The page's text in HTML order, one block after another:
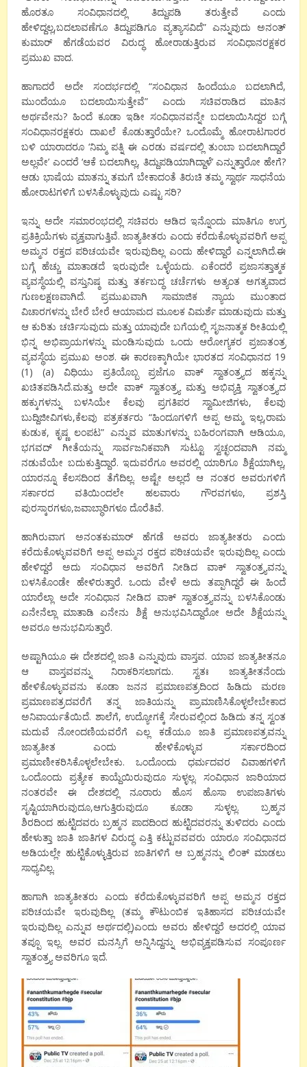
ಹೊರತೂ ಸಂವಿಧಾನದಲ್ಲಿ ತಿದ್ದುಪಡಿ ತರುತ್ತೇವೆ ಎಂದು
ಹೇಳಿದ್ದಲ್ಲ,ಬದಲಾವಣೆಗೂ ತಿದ್ದುಪಡಿಗೂ ವ್ಯತ್ಯಾಸವಿದೆ” ಎನ್ನುವುದು ಅನಂತ್
ಕುಮಾರ್ ಹೆಗಡೆಯವರ ವಿರುದ್ಧ ಹೋರಾಡುತ್ತಿರುವ ಸಂವಿಧಾನರಕ್ಷಕರ
ಪ್ರಮುಖ ವಾದ.
ಹಾಗಾದರೆ ಅದೇ ಸಂದರ್ಭದಲ್ಲಿ “ಸಂವಿಧಾನ ಹಿಂದೆಯೂ ಬದಲಾಗಿದೆ,
ಮುಂದೆಯೂ ಬದಲಾಯಿಸುತ್ತೇವೆ” ಎಂದು ಸಚಿವರಾಡಿದ ಮಾತಿನ
ಅರ್ಥವೇನು? ಹಿಂದೆ ಕೂಡಾ ಇಡೀ ಸಂವಿಧಾನವನ್ನೇ ಬದಲಾಯಿಸಿದ್ದರ ಬಗ್ಗೆ
ಸಂವಿಧಾನರಕ್ಷಕರು ದಾಖಲೆ ಕೊಡುತ್ತಾರೆಯೇ? ಒಂದೊಮ್ಮೆ ಹೋರಾಟಗಾರರ
ಬಳಿ ಯಾರಾದರೂ ‘ನಿಮ್ಮ ಪತ್ನಿ ಈ ಎರಡು ವರ್ಷದಲ್ಲಿ ತುಂಬಾ ಬದಲಾಗಿದ್ದಾರೆ
ಅಲ್ಲವೇ’ ಎಂದರೆ ‘ಆಕೆ ಬದಲಾಗಿಲ್ಲ, ತಿದ್ದುಪಡಿಯಾಗಿದ್ದಾಳೆ’ ಎನ್ನುತ್ತಾರೋ ಹೇಗೆ?
ಆಡು ಭಾಷೆಯ ಮಾತನ್ನು ತಮಗೆ ಬೇಕಾದಂತೆ ತಿರುಚಿ ತಮ್ಮ ಸ್ವಾರ್ಥ ಸಾಧನೆಯ
ಹೋರಾಟಗಳಿಗೆ ಬಳಸಿಕೊಳ್ಳುವುದು ಎಷ್ಟು ಸರಿ?
ಇನ್ನು ಅದೇ ಸಮಾರಂಭದಲ್ಲಿ ಸಚಿವರು ಆಡಿದ ಇನ್ನೊಂದು ಮಾತಿಗೂ ಉಗ್ರ
ಪ್ರತಿಕ್ರಿಯೆಗಳು ವ್ಯಕ್ತವಾಗುತ್ತಿವೆ. ಜಾತ್ಯತೀತರು ಎಂದು ಕರೆದುಕೊಳ್ಳುವವರಿಗೆ ಅಪ್ಪ
ಅಮ್ಮನ ರಕ್ತದ ಪರಿಚಯವೇ ಇರುವುದಿಲ್ಲ ಎಂದು ಹೇಳಿದ್ದಾರೆ ಎನ್ನಲಾಗಿದೆ.ಈ
ಬಗ್ಗೆ ಹೆಚ್ಚು ಮಾತಾಡದೆ ಇರುವುದೇ ಒಳ್ಳೆಯದು. ಏಕೆಂದರೆ ಪ್ರಜಾಸತ್ತಾತ್ಮಕ
ವ್ಯವಸ್ಥೆಯಲ್ಲಿ ವಸ್ತುನಿಷ್ಠ ಮತ್ತು ತರ್ಕಬದ್ಧ ಚರ್ಚೆಗಳು ಅತ್ಯಂತ ಅಗತ್ಯವಾದ
ಗುಣಲಕ್ಷಣವಾಗಿದೆ. ಪ್ರಮುಖವಾಗಿ ಸಾಮಾಜಿಕ ನ್ಯಾಯ ಮುಂತಾದ
ವಿಚಾರಗಳನ್ನು ಬೇರೆ ಬೇರೆ ಆಯಾಮದ ಮೂಲಕ ವಿಮರ್ಶೆ ಮಾಡುವುದು ಮತ್ತು
ಆ ಕುರಿತು ಚರ್ಚಿಸುವುದು ಮತ್ತು ಯಾವುದೇ ಬಗೆಯಲ್ಲಿ ಸೃಜನಾತ್ಮಕ ರೀತಿಯಲ್ಲಿ
ಭಿನ್ನ ಅಭಿಪ್ರಾಯಗಳನ್ನು ಮಂಡಿಸುವುದು ಒಂದು ಆರೋಗ್ಯಕರ ಪ್ರಜಾತಂತ್ರ
ವ್ಯವಸ್ಥೆಯ ಪ್ರಮುಖ ಅಂಶ. ಈ ಕಾರಣಕ್ಕಾಗಿಯೇ ಭಾರತದ ಸಂವಿಧಾನದ 19
(1) (a) ವಿಧಿಯು ಪ್ರತಿಯೊಬ್ಬ ಪ್ರಜೆಗೂ ವಾಕ್ ಸ್ವಾತಂತ್ರ್ಯದ ಹಕ್ಕನ್ನು
ಖಚಿತಪಡಿಸಿದೆ.ಮತ್ತು ಅದೇ ವಾಕ್ ಸ್ವಾತಂತ್ರ್ಯ ಮತ್ತು ಅಭಿವ್ಯಕ್ತಿ ಸ್ವಾತಂತ್ರ್ಯದ
ಹಕ್ಕುಗಳನ್ನು ಬಳಸಿಯೇ ಕೆಲವು ಪ್ರಗತಿಪರ ಸ್ವಾಮೀಜಿಗಳು, ಕೆಲವು
ಬುದ್ದಿಜೀವಿಗಳು,ಕೆಲವು ಪತ್ರಕರ್ತರು “ಹಿಂದೂಗಳಿಗೆ ಅಪ್ಪ ಅಮ್ಮ ಇಲ್ಲ,ರಾಮ
ಕುಡುಕ, ಕೃಷ್ಣ ಲಂಪಟ” ಎನ್ನುವ ಮಾತುಗಳನ್ನು ಬಹಿರಂಗವಾಗಿ ಆಡಿಯೂ,
ಭಗವದ್ ಗೀತೆಯನ್ನು ಸಾರ್ವಜನಿಕವಾಗಿ ಸುಟ್ಟೂ ಸ್ವಚ್ಛಂದವಾಗಿ ನಮ್ಮ
ನಡುವೆಯೇ ಬದುಕುತ್ತಿದ್ದಾರೆ. ಇದುವರೆಗೂ ಅವರಲ್ಲಿ ಯಾರಿಗೂ ಶಿಕ್ಷೆಯಾಗಿಲ್ಲ,
ಯಾರನ್ನೂ ಕೆಲಸದಿಂದ ತೆಗೆದಿಲ್ಲ. ಅಷ್ಟೇ ಅಲ್ಲದೆ ಆ ನಂತರ ಅವರುಗಳಿಗೆ
ಸರ್ಕಾರದ ವತಿಯಿಂದಲೇ ಹಲವಾರು ಗೌರವಗಳೂ, ಪ್ರಶಸ್ತಿ
ಪುರಸ್ಕಾರಗಳೂ,ಜವಾಬ್ಧಾರಿಗಳೂ ದೊರೆತಿವೆ.
ಹಾಗಿರುವಾಗ ಅನಂತಕುಮಾರ್ ಹೆಗಡೆ ಅವರು ಜಾತ್ಯತೀತರು ಎಂದು
ಕರೆದುಕೊಳ್ಳುವವರಿಗೆ ಅಪ್ಪ ಅಮ್ಮನ ರಕ್ತದ ಪರಿಚಯವೇ ಇರುವುದಿಲ್ಲ ಎಂದು
ಹೇಳಿದ್ದರೆ ಅದು ಸಂವಿಧಾನ ಅವರಿಗೆ ನೀಡಿದ ವಾಕ್ ಸ್ವಾತಂತ್ರ್ಯವನ್ನು
ಬಳಸಿಕೊಂಡೇ ಹೇಳಿರುತ್ತಾರೆ. ಒಂದು ವೇಳೆ ಅದು ತಪ್ಪಾಗಿದ್ದರೆ ಈ ಹಿಂದೆ
ಯಾರೆಲ್ಲಾ ಅದೇ ಸಂವಿಧಾನ ನೀಡಿದ ವಾಕ್ ಸ್ವಾತಂತ್ರ್ಯವನ್ನು ಬಳಸಿಕೊಂಡು
ಏನೇನೆಲ್ಲಾ ಮಾತಾಡಿ ಏನೇನು ಶಿಕ್ಷೆ ಅನುಭವಿಸಿದ್ದಾರೋ ಅದೇ ಶಿಕ್ಷೆಯನ್ನು
ಅವರೂ ಅನುಭವಿಸುತ್ತಾರೆ.
ಅಷ್ಟಾಗಿಯೂ ಈ ದೇಶದಲ್ಲಿ ಜಾತಿ ಎನ್ನುವುದು ವಾಸ್ತವ. ಯಾವ ಜಾತ್ಯತೀತನೂ
ಆ ವಾಸ್ತವವನ್ನು ನಿರಾಕರಿಸಲಾಗದು. ಸ್ವತಃ ಜಾತ್ಯತೀತನೆಂದು
ಹೇಳಿಕೊಳ್ಳುವವನು ಕೂಡಾ ಜನನ ಪ್ರಮಾಣಪತ್ರದಿಂದ ಹಿಡಿದು ಮರಣ
ಪ್ರಮಾಣಪತ್ರದವರೆಗೆ ತನ್ನ ಜಾತಿಯನ್ನು ಪ್ರಾಮಾಣಿಸಿಕೊಳ್ಳಲೇಬೇಕಾದ
ಅನಿವಾರ್ಯತೆಯಿದೆ. ಶಾಲೆಗೆ, ಉದ್ಯೋಗಕ್ಕೆ ಸೇರುವಲ್ಲಿಂದ ಹಿಡಿದು ತನ್ನ ಸ್ವಂತ
ಮದುವೆ ನೋಂದಣಿಯವರೆಗೆ ಎಲ್ಲ ಕಡೆಯೂ ಜಾತಿ ಪ್ರಮಾಣಪತ್ರವನ್ನು
ಜಾತ್ಯತೀತ ಎಂದು ಹೇಳಿಕೊಳ್ಳುವ ಸರ್ಕಾರದಿಂದ
ಪ್ರಮಾಣೀಕರಿಸಿಕೊಳ್ಳಲೇಬೇಕು. ಒಂದೊಂದು ಧರ್ಮದವರ ವಿವಾಹಗಳಿಗೆ
ಒಂದೊಂದು ಪ್ರತ್ಯೇಕ ಕಾಯ್ದೆಯಿರುವುದೂ ಸುಳ್ಳಲ್ಲ. ಸಂವಿಧಾನ ಜಾರಿಯಾದ
ನಂತರವೇ ಈ ದೇಶದಲ್ಲಿ ನೂರಾರು ಹೊಸ ಹೊಸಾ ಉಪಜಾತಿಗಳು
ಸೃಷ್ಟಿಯಾಗಿರುವುದೂ,ಆಗುತ್ತಿರುವುದೂ ಕೂಡಾ ಸುಳ್ಳಲ್ಲ. ಬ್ರಹ್ಮನ
ಶಿರದಿಂದ ಹುಟ್ಟಿದವರು ಬ್ರಹ್ಮನ ಪಾದದಿಂದ ಹುಟ್ಟಿದವರನ್ನು ತುಳಿದರು ಎಂದು
ಹೇಳುತ್ತಾ ಜಾತಿ ಜಾತಿಗಳ ವಿರುದ್ಧ ಎತ್ತಿ ಕಟ್ಟುವವವರು ಯಾರೂ ಸಂವಿಧಾನದ
ಅಡಿಯಲ್ಲೇ ಹುಟ್ಟಿಕೊಳ್ಳುತ್ತಿರುವ ಜಾತಿಗಳಿಗೆ ಆ ಬ್ರಹ್ಮನನ್ನು ಲಿಂಕ್ ಮಾಡಲು
ಸಾಧ್ಯವಿಲ್ಲ.
ಹಾಗಾಗಿ ಜಾತ್ಯತೀತರು ಎಂದು ಕರೆದುಕೊಳ್ಳುವವರಿಗೆ ಅಪ್ಪ ಅಮ್ಮನ ರಕ್ತದ
ಪರಿಚಯವೇ ಇರುವುದಿಲ್ಲ (ತಮ್ಮ ಕೌಟುಂಬಿಕ ಇತಿಹಾಸದ ಪರಿಚಯವೇ
ಇರುವುದಿಲ್ಲ ಎನ್ನುವ ಅರ್ಥದಲ್ಲಿ)ಎಂದು ಅವರು ಹೇಳಿದ್ದರೆ ಅದರಲ್ಲಿ ಯಾವ
ತಪ್ಪೂ ಇಲ್ಲ. ಅವರ ಮನಸ್ಸಿಗೆ ಅನ್ನಿಸಿದ್ದನ್ನು ಅಭಿವ್ಯಕ್ತಪಡಿಸುವ ಸಂಪೂರ್ಣ
ಸ್ವಾತಂತ್ರ್ಯ ಅವರಿಗೂ ಇದೆ.